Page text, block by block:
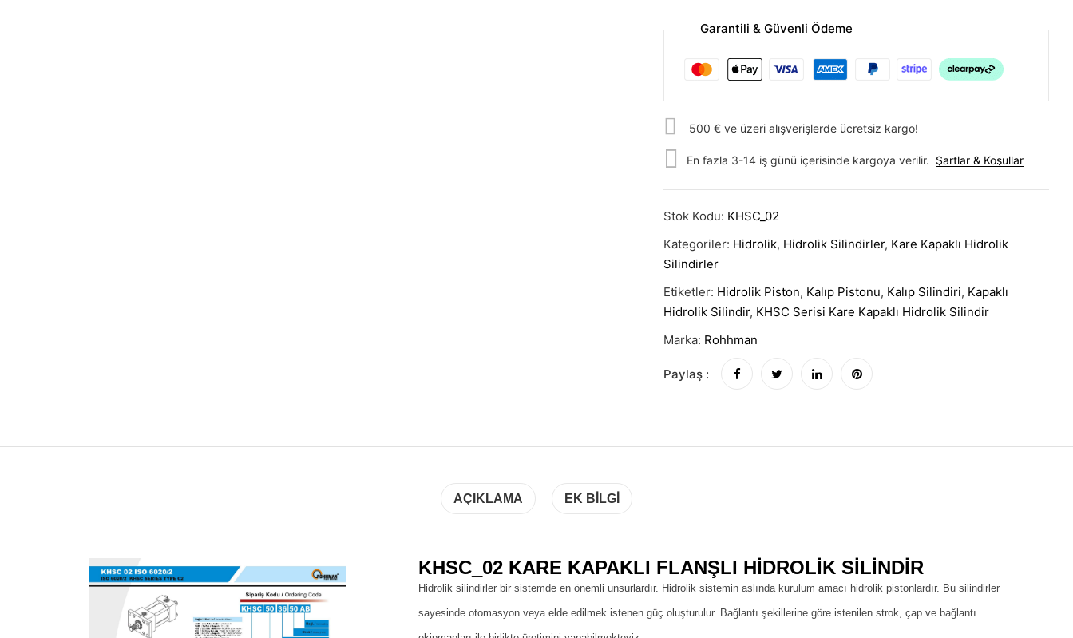
Garantili & Güvenli Ödeme
500 € ve üzeri alışverişlerde ücretsiz kargo!
En fazla 3-14 iş günü içerisinde kargoya verilir. Şartlar & Koşullar
Stok Kodu: KHSC_02
Kategoriler: Hidrolik, Hidrolik Silindirler, Kare Kapaklı Hidrolik
Silindirler
Etiketler: Hidrolik Piston, Kalıp Pistonu, Kalıp Silindiri, Kapaklı
Hidrolik Silindir, KHSC Serisi Kare Kapaklı Hidrolik Silindir
Marka: Rohhman
Paylaş :
AÇIKLAMA EK BILGI
KHSC_02 KARE KAPAKLI FLANŞLI HIDROLIK SILINDIR
Hidrolik silindirler bir sistemde en önemli unsurlardır. Hidrolik sistemin aslında kurulum amacı hidrolik pistonlardır. Bu silindirler
sayesinde otomasyon veya elde edilmek istenen güç oluşturulur. Bağlantı şekillerine göre istenilen strok, çap ve bağlantı